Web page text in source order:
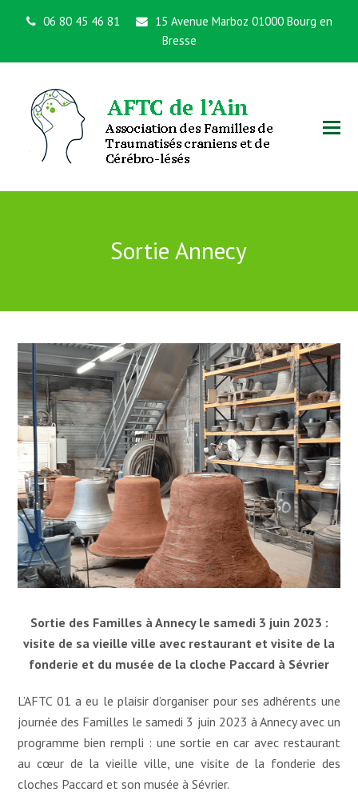
06 80 45 46 81
15 Avenue Marboz 01000 Bourg en
Bresse
Sortie Annecy
Sortie des Familles à Annecy le samedi 3 juin 2023 :
visite de sa vieille ville avec restaurant et visite de la
fonderie et du musée de la cloche Paccard à Sévrier
L’AFTC 01 a eu le plaisir d’organiser pour ses adhérents une
journée des Familles le samedi 3 juin 2023 à Annecy avec un
programme bien rempli : une sortie en car avec restaurant
au cœur de la vieille ville, une visite de la fonderie des
cloches Paccard et son musée à Sévrier.